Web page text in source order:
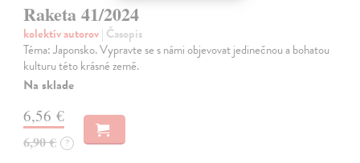
Raketa 41/2024
kolektív autorov| Časopis
Téma: Japonsko. Vypravte se s námi objevovat jedinečnou a bohatou
kulturu této krásné země.
Na sklade
6,56 €
6,90 € ?